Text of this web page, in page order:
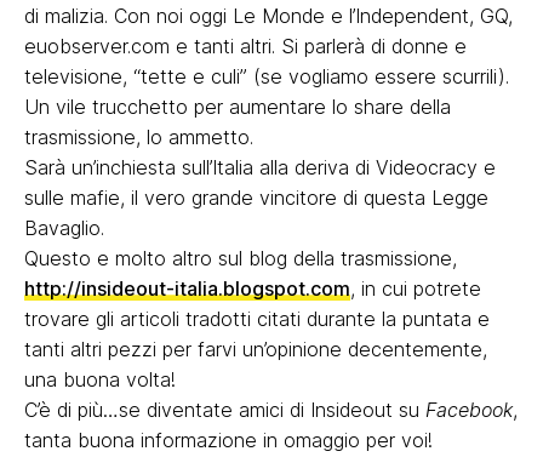
di malizia. Con noi oggi Le Monde e l’Independent, GQ,
euobserver.com e tanti altri. Si parlerà di donne e
televisione, “tette e culi” (se vogliamo essere scurrili).
Un vile trucchetto per aumentare lo share della
trasmissione, lo ammetto.
Sarà un’inchiesta sull’Italia alla deriva di Videocracy e
sulle mafie, il vero grande vincitore di questa Legge
Bavaglio.
Questo e molto altro sul blog della trasmissione,
http://insideout-italia.blogspot.com, in cui potrete
trovare gli articoli tradotti citati durante la puntata e
tanti altri pezzi per farvi un’opinione decentemente,
una buona volta!
C’è di più…se diventate amici di Insideout su Facebook,
tanta buona informazione in omaggio per voi!